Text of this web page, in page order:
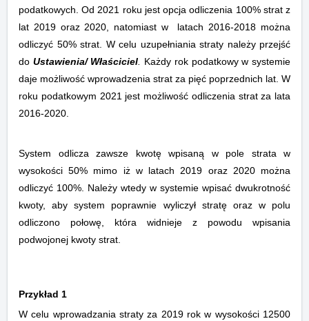
podatkowych. Od 2021 roku jest opcja odliczenia 100% strat z
lat 2019 oraz 2020, natomiast w latach 2016-2018 można
odliczyć 50% strat. W celu uzupełniania straty należy przejść
do Ustawienia/ Właściciel. Każdy rok podatkowy w systemie
daje możliwość wprowadzenia strat za pięć poprzednich lat. W
roku podatkowym 2021 jest możliwość odliczenia strat za lata
2016-2020.
System odlicza zawsze kwotę wpisaną w pole strata w
wysokości 50% mimo iż w latach 2019 oraz 2020 można
odliczyć 100%. Należy wtedy w systemie wpisać dwukrotność
kwoty, aby system poprawnie wyliczył stratę oraz w polu
odliczono połowę, która widnieje z powodu wpisania
podwojonej kwoty strat.
Przykład 1
W celu wprowadzania straty za 2019 rok w wysokości 12500